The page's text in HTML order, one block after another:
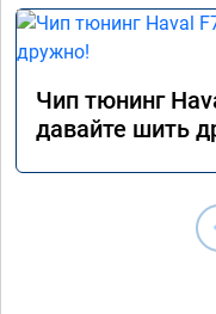
Чип тюнинг
давайте шить